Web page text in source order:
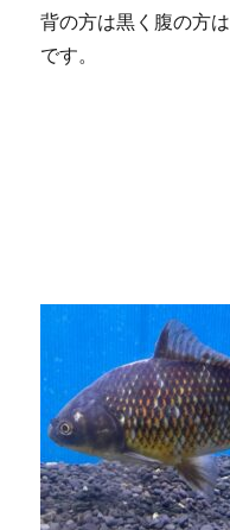
背の方は黒く腹の方
です。